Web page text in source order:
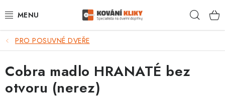
na
VÝPRODEJ - TOP AKCE
BLOG
UŽITEČNÉ RADY
PRO POSUVNÉ DVEŘE
Cobra madlo HRANATÉ bez
otvoru (nerez)